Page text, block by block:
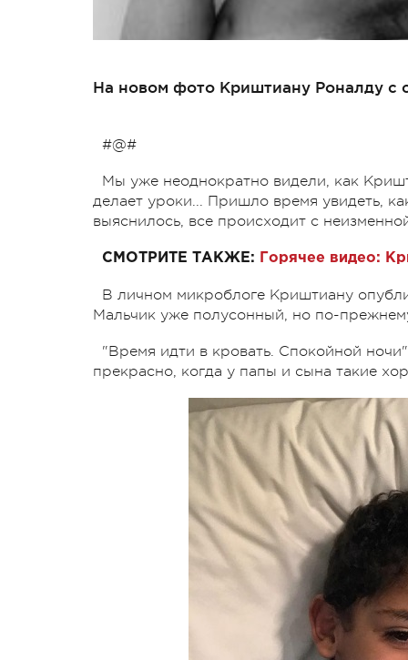
На новом фото Криштиану Роналду с
#@#
Мы уже неоднократно видели, как
делает уроки... Пришло время увидеть,
выяснилось, все происходит с
СМОТРИТЕ ТАКЖЕ: Горячее видео:
В личном микроблоге Криштиану
Мальчик уже полусонный, но по-
"Время идти в кровать. Спокойной
прекрасно, когда у папы и сына такие